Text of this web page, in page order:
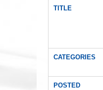
TITLE
CATEGORIES
POSTED